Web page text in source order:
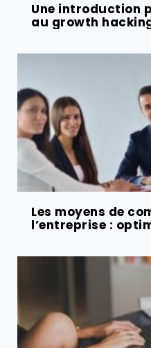
Une introduction
au growth
Les moyens de
l’entreprise :